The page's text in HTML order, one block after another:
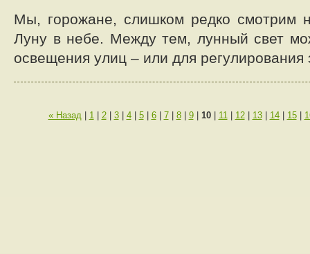
Мы, горожане, слишком редко смотрим
Луну в небе. Между тем, лунный свет
освещения улиц – или для регулирования
« Назад| 1| 2| 3| 4| 5| 6| 7| 8| 9| 10| 11| 12| 13| 14| 15|